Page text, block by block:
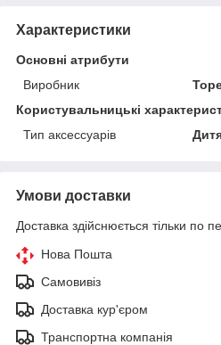
Характеристики
Основні атрибути
Виробник
Користувальницькі
Тип аксессуарів
Умови доставки
Доставка здійснюється тільки по
Нова Пошта
Самовивіз
Доставка кур'єром
Транспортна компанія